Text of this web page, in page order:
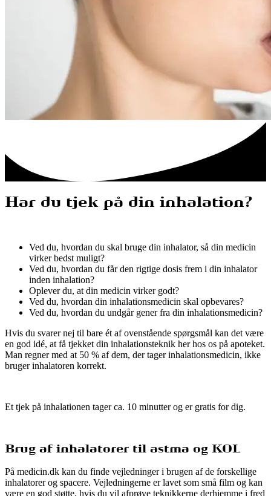
Har du tjek på din inhalation?
Ved du, hvordan du skal bruge din inhalator, så din medicin
virker bedst muligt?
Ved du, hvordan du får den rigtige dosis frem i din inhalator
inden inhalation?
Oplever du, at din medicin virker godt?
Ved du, hvordan din inhalationsmedicin skal opbevares?
Ved du, hvordan du undgår gener fra din inhalationsmedicin?
Hvis du svarer nej til bare ét af ovenstående spørgsmål kan det være
en god idé, at få tjekket din inhalationsteknik her hos os på apoteket.
Man regner med at 50 % af dem, der tager inhalationsmedicin, ikke
bruger inhalatoren korrekt.
Et tjek på inhalationen tager ca. 10 minutter og er gratis for dig.
Brug af inhalatorer til astma og KOL
På medicin.dk kan du finde vejledninger i brugen af de forskellige
inhalatorer og spacere. Vejledningerne er lavet som små film og kan
være en god støtte, hvis du vil afprøve teknikkerne derhjemme i fred